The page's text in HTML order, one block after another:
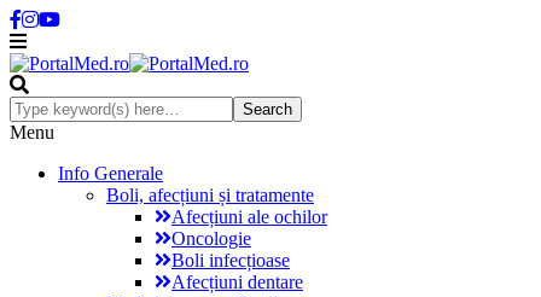
Menu
Info Generale
Boli, afecțiuni și tratamente
Afecțiuni ale ochilor
Oncologie
Boli infecțioase
Afecțiuni dentare